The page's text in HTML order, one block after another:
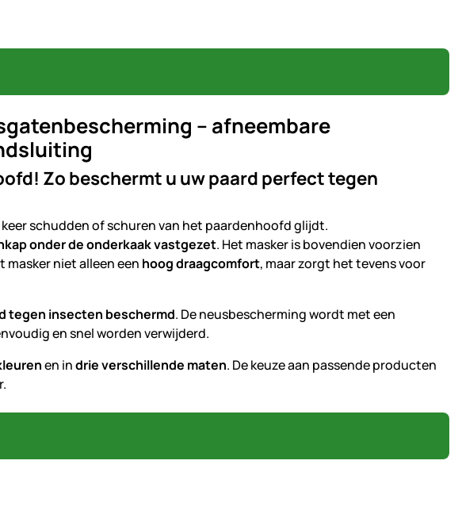
– afneembare
Zo beschermt u uw paard perfect tegen
schudden of schuren van het paardenhoofd glijdt.
onder de onderkaak vastgezet. Het masker is bovendien voorzien
masker niet alleen een hoog draagcomfort, maar zorgt het tevens voor
tegen insecten beschermd. De neusbescherming wordt met een
en snel worden verwijderd.
en indrie verschillende maten. De keuze aan passende producten